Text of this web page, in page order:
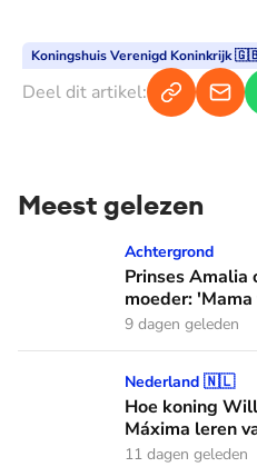
Koningshuis Verenigd Koninkrijk
Deel dit artikel:
Meest gelezen
Prinses Amalia over dé
Achtergrond
Prinses Amalia
moeder:
9 dagen geleden
Hoe koning Willem-
Nederland 🇳🇱
Hoe koning
Máxima leren
11 dagen geleden